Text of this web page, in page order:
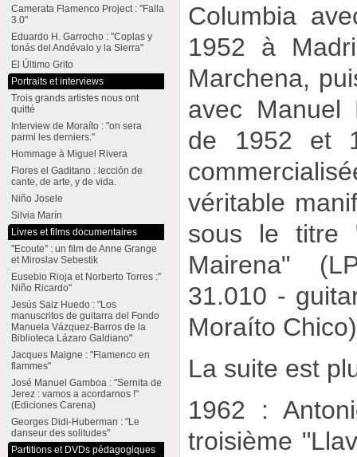
Columbia
1952 à
Marchena,
avec Manuel
de 1952 et
véritable
sous le titre
Mairena"
31.010 -
Moraíto
La suite est
1962 :
troisième
Camerata Flamenco Project : "Falla
3.0"
Eduardo H. Garrocho : "Coplas y
tonás del Andévalo y la Sierra"
El Último Grito
Portraits et interviews
Trois grands artistes nous ont
quitté
Interview de Moraíto : "on sera
parmi les derniers."
Hommage à Miguel Rivera
Flores el Gaditano : lección de
cante, de arte, y de vida.
Niño Josele
Silvia Marín
Livres et films documentaires
"Ecoute" : un film de Anne Grange
et Miroslav Sebestik
Eusebio Rioja et Norberto Torres :"
Niño Ricardo"
Jesús Saiz Huedo : "Los
manuscritos de guitarra del Fondo
Manuela Vázquez-Barros de la
Biblioteca Lázaro Galdiano"
Jacques Maigne : "Flamenco en
flammes"
José Manuel Gamboa : "Sernita de
Jerez : vamos a acordarnos !"
(Ediciones Carena)
Georges Didi-Huberman : "Le
danseur des solitudes"
Partitions et DVDs pédagogiques